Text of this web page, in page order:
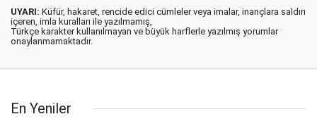
UYARI: Küfür, hakaret, rencide edici cümleler veya imalar, inançlara saldırı
içeren, imla kuralları ile yazılmamış,
Türkçe karakter kullanılmayan ve büyük harflerle yazılmış yorumlar
onaylanmamaktadır.
En Yeniler